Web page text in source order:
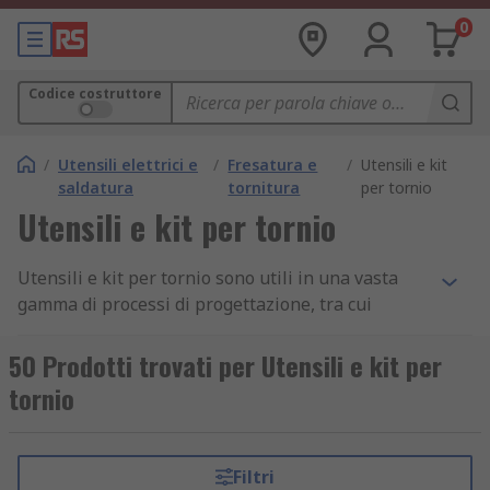
0
Codice costruttore
/ Utensili elettrici e
saldatura
/ Fresatura e
tornitura
/ Utensili e kit
per tornio
Utensili e kit per tornio
Utensili e kit per tornio sono utili in una vasta
gamma di processi di progettazione, tra cui
pezzo per tagliare materiale indesiderato) e
foratura (realizzazione di fori con utensili
rotanti). Tutti questi processi richiedono
tornio, un pezzo e alcuni utensili da tornio.
50 Prodotti trovati per Utensili e kit per
tornio
Filtri